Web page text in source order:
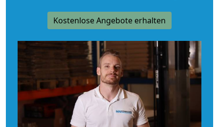
Kostenlose Angebote erhalten